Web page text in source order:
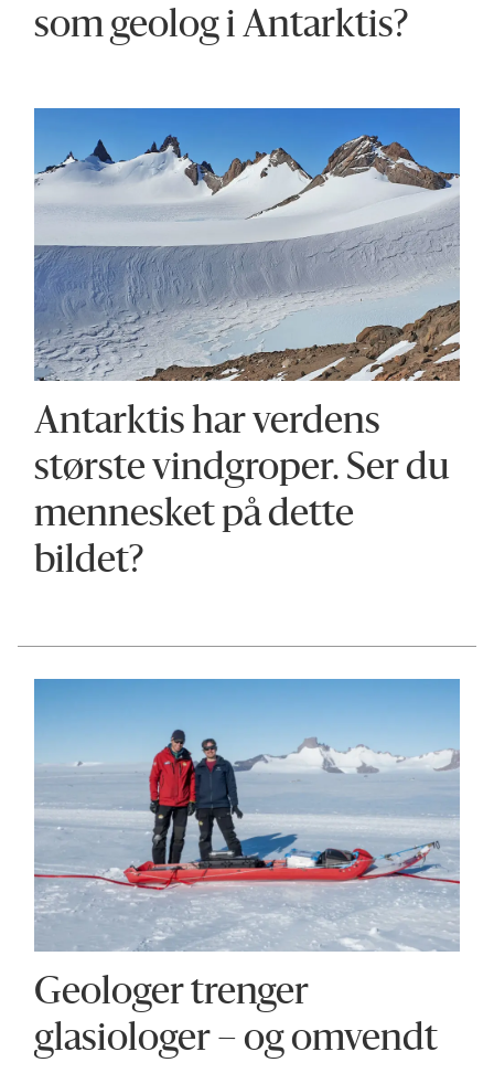
ekspedisjonen som gikk i 2018.
Forskerne vil kartlegge nunatakene som
i Dronning Maud Land.
På npolar.no kan du lese mer om
geologi
i Antarktis. Du kan også følge med på
Norsk Polarinstitutts aktivitet i Dronning
Maud Land denne sesongen på
Facebookog påInstragram.
som geolog i Antarktis?
Antarktis har verdens
største vindgroper. Ser du
mennesket på dette
bildet?
Geologer trenger
glasiologer – og omvendt